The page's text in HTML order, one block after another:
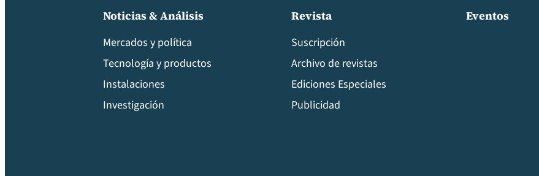
Noticias & Análisis
Mercados y política
Tecnología y productos
Instalaciones
Investigación
Revista
Suscripción
Archivo de revistas
Ediciones Especiales
Publicidad
Eventos